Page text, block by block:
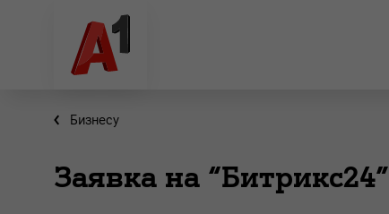
Бизнесу
Заявка на “Битрикс24”